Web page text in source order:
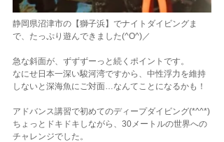
静岡県沼津市の【獅子浜】でナイトダイビングま
で、たっぷり遊んできました(^O^)／
急な斜面が、ずずずーっと続くポイントです。
なにせ日本一深い駿河湾ですから、中性浮力を維持
しないと深海魚にご対面…なんてことになるかも！
アドバンス講習で初めてのディープダイビング(*^^*)
ちょっとドキドキしながら、30メートルの世界への
チャレンジでした。